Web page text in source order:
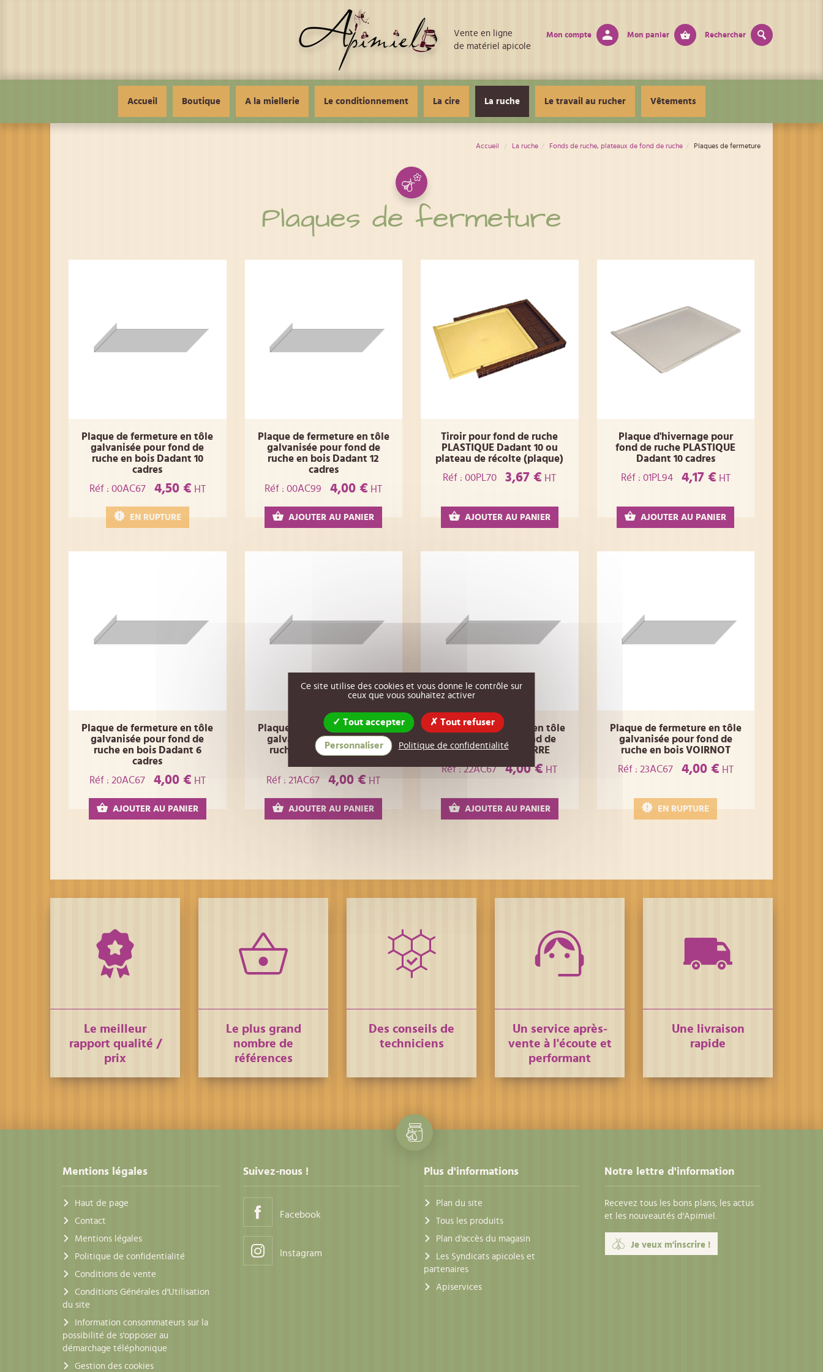
Accueil La ruche Fonds de ruche, plateaux de fond de ruche Plaques de fermeture
Plaques de fermeture
Plaque de fermeture en tôle
galvanisée pour fond de
ruche en bois Dadant 10
cadres
Réf : 00AC67
4,50 € HT
EN RUPTURE
Plaque de fermeture en tôle
galvanisée pour fond de
ruche en bois Dadant 12
cadres
Réf : 00AC99
4,00 € HT
AJOUTER AU PANIER
Tiroir pour fond de ruche
PLASTIQUE Dadant 10 ou
plateau de récolte (plaque)
Réf : 00PL70
3,67 € HT
AJOUTER AU PANIER
Plaque d'hivernage pour
fond de ruche PLASTIQUE
Dadant 10 cadres
Réf : 01PL94
4,17 € HT
AJOUTER AU PANIER
Plaque de fermeture en tôle
galvanisée pour fond de
ruche en bois Dadant 6
cadres
Réf : 20AC67
4,00 € HT
AJOUTER AU PANIER
Plaque de fermeture en tôle
galvanisée pour fond de
ruche en bois Dadant 5
Réf : 21AC67
4,00 € HT
AJOUTER AU PANIER
Plaque de fermeture en tôle
galvanisée pour fond de
ruche en bois WARRE
Réf : 22AC67
4,00 € HT
AJOUTER AU PANIER
Plaque de fermeture en tôle
galvanisée pour fond de
ruche en bois VOIRNOT
Réf : 23AC67
4,00 € HT
EN RUPTURE
Vente en ligne
de matériel apicole
Mon compte Mon panier Rechercher
Le meilleur
rapport qualité /
prix
Le plus grand
nombre de
références
Des conseils de
techniciens
Un service après-
vente à l'écoute et
performant
Une livraison
rapide
Mentions légales
Haut de page
Contact
Mentions légales
Politique de confidentialité
Conditions de vente
Conditions Générales d'Utilisation
du site
Information consommateurs sur la
possibilité de s'opposer au
démarchage téléphonique
Gestion des cookies
Suivez-nous !
Facebook
Instagram
Plus d'informations
Plan du site
Tous les produits
Plan d'accès du magasin
Les Syndicats apicoles et
partenaires
Apiservices
Notre lettre d'information
Recevez tous les bons plans, les actus
et les nouveautés d'Apimiel.
Je veux m'inscrire !
Accueil Boutique A la miellerie Le conditionnement La cire La ruche Le travail au rucher Vêtements
Ce site utilise des cookies et vous donne le contrôle sur
ceux que vous souhaitez activer
Tout accepter Tout refuser
Personnaliser Politique de confidentialité